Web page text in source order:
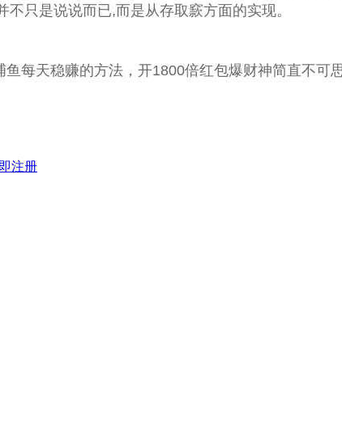
只是说说而已,而是从存取窾方面的实现。
天稳赚的方法，开1800倍红包爆财神简直不可
注册